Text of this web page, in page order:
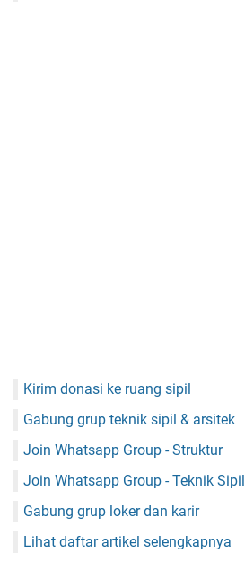
Kirim donasi ke ruang sipil
Gabung grup teknik sipil & arsitek
Join Whatsapp Group - Struktur
Join Whatsapp Group - Teknik Sipil
Gabung grup loker dan karir
Lihat daftar artikel selengkapnya